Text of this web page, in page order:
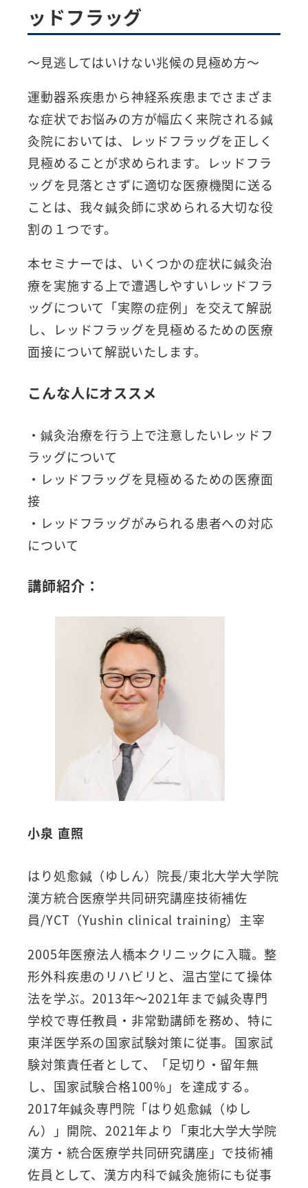
ッドフラッグ
～見逃してはいけない兆候の見極め方～
運動器系疾患から神経系疾患までさまざま
な症状でお悩みの方が幅広く来院される鍼
灸院においては、レッドフラッグを正しく
見極めることが求められます。レッドフラ
ッグを見落とさずに適切な医療機関に送る
ことは、我々鍼灸師に求められる大切な役
割の１つです。
本セミナーでは、いくつかの症状に鍼灸治
療を実施する上で遭遇しやすいレッドフラ
ッグについて「実際の症例」を交えて解説
し、レッドフラッグを見極めるための医療
面接について解説いたします。
こんな人にオススメ
・鍼灸治療を行う上で注意したいレッドフ
ラッグについて
・レッドフラッグを見極めるための医療面
接
・レッドフラッグがみられる患者への対応
について
講師紹介：
小泉 直照
はり処愈鍼（ゆしん）院長/東北大学大学院
漢方統合医療学共同研究講座技術補佐
員/YCT（Yushin clinical training）主宰
2005年医療法人橋本クリニックに入職。整
形外科疾患のリハビリと、温古堂にて操体
法を学ぶ。2013年～2021年まで鍼灸専門
学校で専任教員・非常勤講師を務め、特に
東洋医学系の国家試験対策に従事。国家試
験対策責任者として、「足切り・留年無
し、国家試験合格100％」を達成する。
2017年鍼灸専門院「はり処愈鍼（ゆし
ん）」開院、2021年より「東北大学大学院
漢方・統合医療学共同研究講座」で技術補
佐員として、漢方内科で鍼灸施術にも従事